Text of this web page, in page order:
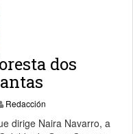
dos
febrero, 2019
Redacción
dirige Naira Navarro, a